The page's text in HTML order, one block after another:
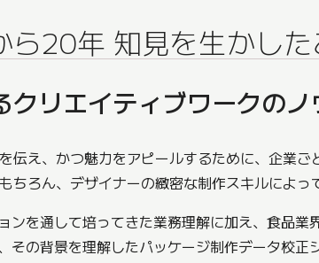
20年 知見を生かし
リエイティブワークの
伝え、かつ魅力をアピールするために、企業
ろん、デザイナーの緻密な制作スキルによっ
を通して培ってきた業務理解に加え、食品
の背景を理解したパッケージ制作データ校正